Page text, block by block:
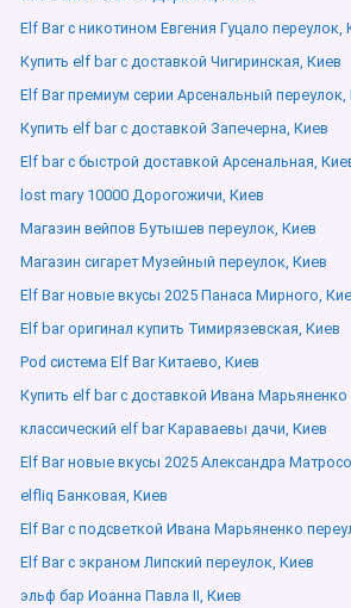
Elf Bar с никотином Евгения Гуцало переулок,
Купить elf bar с доставкой Чигиринская, Киев
Elf Bar премиум серии Арсенальный переулок,
Купить elf bar с доставкой Запечерна, Киев
Elf bar с быстрой доставкой Арсенальная,
lost mary 10000 Дорогожичи, Киев
Магазин вейпов Бутышев переулок, Киев
Магазин сигарет Музейный переулок, Киев
Elf Bar новые вкусы 2025 Панаса Мирного,
Elf bar оригинал купить Тимирязевская, Киев
Pod система Elf Bar Китаево, Киев
Купить elf bar с доставкой Ивана Марьяненко
классический elf bar Караваевы дачи, Киев
Elf Bar новые вкусы 2025 Александра
elfliq Банковая, Киев
Elf Bar с подсветкой Ивана Марьяненко
Elf Bar с экраном Липский переулок, Киев
эльф бар Иоанна Павла ІІ, Киев